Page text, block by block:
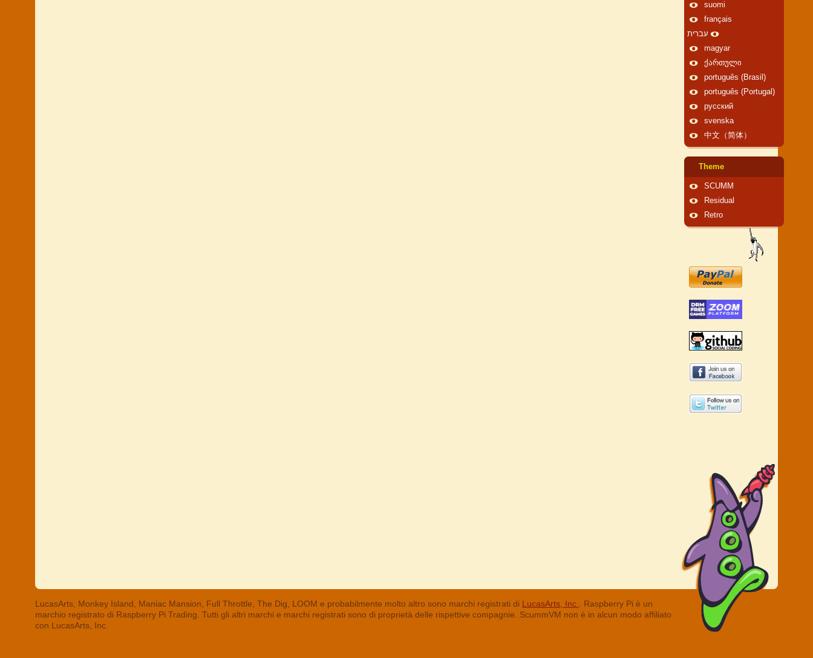
suomi
français
עברית
magyar
ქართული
português (Brasil)
português (Portugal)
русский
svenska
中文（简体）
Theme
SCUMM
Residual
Retro
LucasArts, Monkey Island, Maniac Mansion, Full Throttle, The Dig, LOOM e probabilmente molto altro sono marchi registrati di LucasArts, Inc.
. Raspberry Pi è un
marchio registrato di Raspberry Pi Trading. Tutti gli altri marchi e marchi registrati sono di proprietà delle rispettive compagnie. ScummVM non è in alcun modo affiliato
con LucasArts, Inc.